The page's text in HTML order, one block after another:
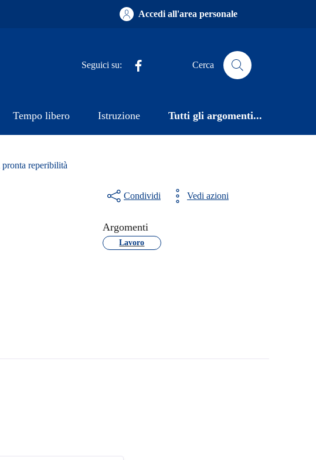
Accedi all'area personale
Seguici su: Cerca
Tempo libero Istruzione Tutti gli argomenti...
reperibilità
Condividi Vedi azioni
Argomenti
Lavoro